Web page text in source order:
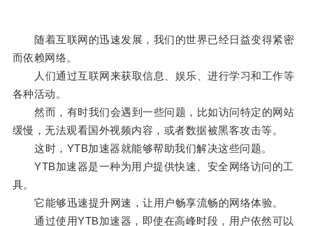
随着互联网的迅速发展，我们的世界已经日益变得紧密
而依赖网络。
人们通过互联网来获取信息、娱乐、进行学习和工作等
各种活动。
然而，有时我们会遇到一些问题，比如访问特定的网站
缓慢，无法观看国外视频内容，或者数据被黑客攻击等。
这时，YTB加速器就能够帮助我们解决这些问题。
YTB加速器是一种为用户提供快速、安全网络访问的工
具。
它能够迅速提升网速，让用户畅享流畅的网络体验。
通过使用YTB加速器，即使在高峰时段，用户依然可以